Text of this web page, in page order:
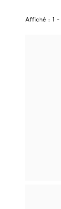
Affiché : 1 -